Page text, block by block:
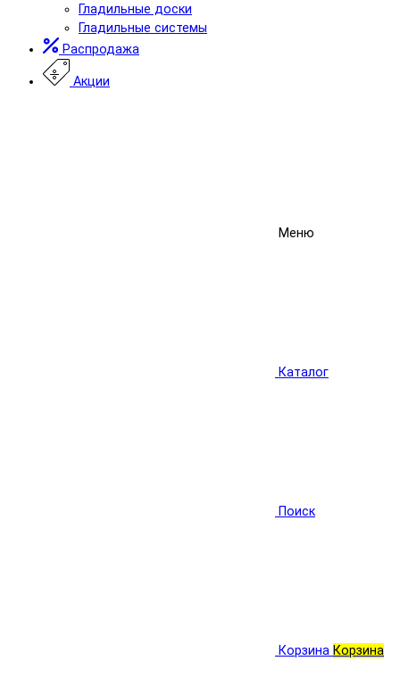
Гладильные доски
Гладильные системы
Распродажа
Акции
Меню
Каталог
Поиск
Корзина Корзина